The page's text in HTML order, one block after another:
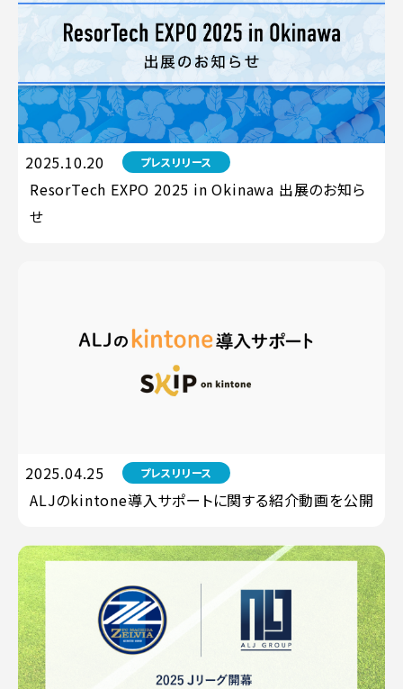
2025.10.20 プレスリリース
ResorTech EXPO 2025 in Okinawa 出展のお知ら
せ
2025.04.25 プレスリリース
ALJのkintone導入サポートに関する紹介動画を公開